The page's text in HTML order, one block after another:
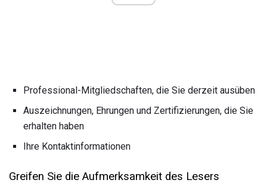
Professional-Mitgliedschaften, die Sie derzeit ausüben
Auszeichnungen, Ehrungen und Zertifizierungen, die Sie
erhalten haben
Ihre Kontaktinformationen
Greifen Sie die Aufmerksamkeit des Lesers